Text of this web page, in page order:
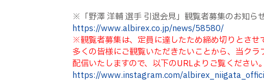
※「野澤 洋輔 選手 引退会見」観覧者募集のお知ら
https://www.albirex.co.jp/news/58580/
※観覧者募集は、定員に達したため締め切りとさせ
多くの皆様にご観覧いただきたいことから、当ク
配信いたしますので、以下のURLよりご覧ください。
https://www.instagram.com/